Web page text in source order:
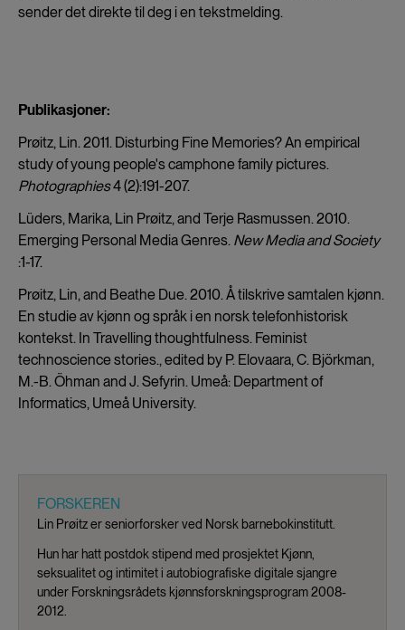
sender det direkte til deg i en tekstmelding.
Publikasjoner:
Prøitz, Lin. 2011. Disturbing Fine Memories? An empirical
study of young people's camphone family pictures.
Photographies4 (2):191-207.
Lüders, Marika, Lin Prøitz, and Terje Rasmussen. 2010.
Emerging Personal Media Genres. New Media and Society
:1-17.
Prøitz, Lin, and Beathe Due. 2010.Å tilskrive samtalen kjønn.
En studie av kjønn og språk i en norsk telefonhistorisk
kontekst. In Travelling thoughtfulness. Feminist
technoscience stories., edited by P. Elovaara, C. Björkman,
M.-B. Öhman and J. Sefyrin. Umeå: Department of
Informatics, Umeå University.
FORSKEREN
Lin Prøitz er seniorforsker ved Norsk barnebokinstitutt.
Hun har hatt postdok stipend med prosjektet Kjønn,
seksualitet og intimitet i autobiografiske digitale sjangre
under Forskningsrådets kjønnsforskningsprogram 2008-
2012.